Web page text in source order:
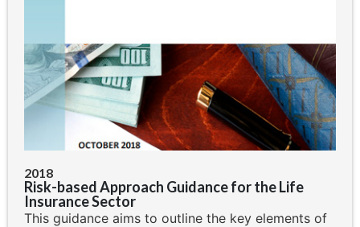
2018
Risk-based Approach Guidance for the Life
Insurance Sector
This guidance aims to outline the key elements of